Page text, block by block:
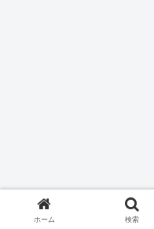
ホーム 検索